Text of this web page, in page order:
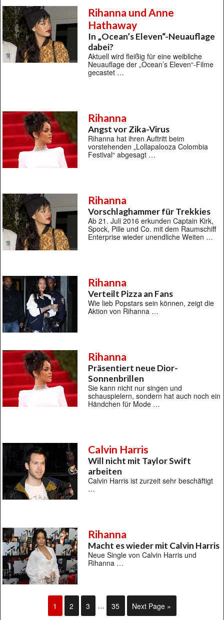
Rihanna und Anne
Hathaway
In „Ocean’s Eleven“-Neuauflage
dabei?
Aktuell wird fleißig für eine weibliche
Neuauflage der „Ocean’s Eleven“-Filme
gecastet …
Rihanna
Angst vor Zika-Virus
Rihanna hat ihren Auftritt beim
vorstehenden „Lollapalooza Colombia
Festival“ abgesagt …
Rihanna
Vorschlaghammer für Trekkies
Ab 21. Juli 2016 erkunden Captain Kirk,
Spock, Pille und Co. mit dem Raumschiff
Enterprise wieder unendliche Weiten …
Rihanna
Verteilt Pizza an Fans
Wie lieb Popstars sein können, zeigt die
Aktion von Rihanna …
Rihanna
Präsentiert neue Dior-
Sonnenbrillen
Sie kann nicht nur singen und
schauspielern, sondern hat auch noch ein
Händchen für Mode …
Calvin Harris
Will nicht mit Taylor Swift
arbeiten
Calvin Harris ist zurzeit sehr beschäftigt
…
Rihanna
Macht es wieder mit Calvin Harris
Neue Single von Calvin Harris und
Rihanna …
1 2 3 … 35 Next Page »